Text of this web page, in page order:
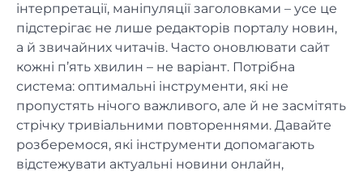
інтерпретації, маніпуляції заголовками – усе це
підстерігає не лише редакторів порталу новин,
а й звичайних читачів. Часто оновлювати сайт
кожні п’ять хвилин – не варіант. Потрібна
система: оптимальні інструменти, які не
пропустять нічого важливого, але й не засмітять
стрічку тривіальними повтореннями. Давайте
розберемося, які інструменти допомагають
відстежувати актуальні новини онлайн,